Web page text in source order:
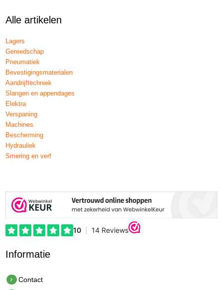
Alle artikelen
Lagers
Gereedschap
Pneumatiek
Bevestigingsmaterialen
Aandrijftechniek
Slangen en appendages
Elektra
Verspaning
Machines
Bescherming
Hydrauliek
Smering en verf
Informatie
Contact